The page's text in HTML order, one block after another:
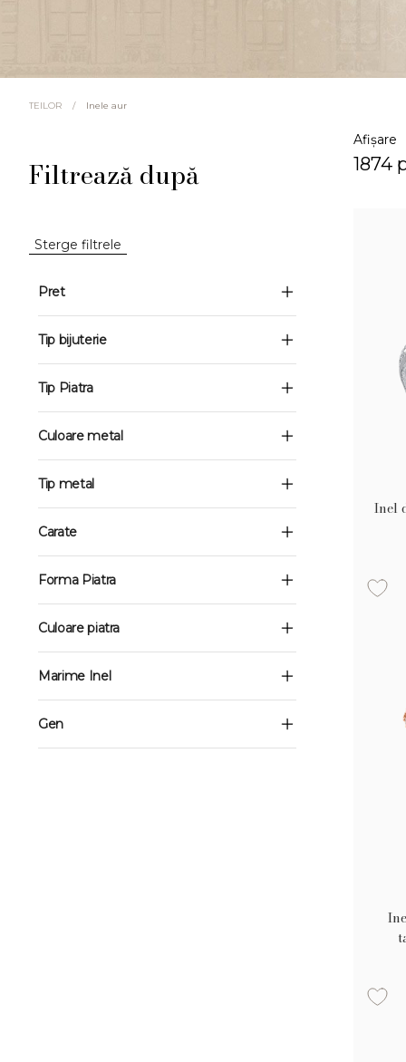
TEILOR / Inele aur
Afișare
1874
Inel
Filtrează după
Sterge filtrele
Pret
Tip bijuterie
Tip Piatra
Culoare metal
Tip metal
Carate
Forma Piatra
Culoare piatra
Marime Inel
Gen